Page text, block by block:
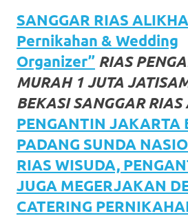
24
Hours
Online
replica
rolex.
Discover
More
Here
SANGGAR RIAS
Pernikahan & Wedding
Organizer” RIAS
MURAH 1 JUTA
BEKASI SANGGAR
PENGANTIN JAKARTA
PADANG SUNDA
RIAS WISUDA,
JUGA MEGERJAKAN
CATERING